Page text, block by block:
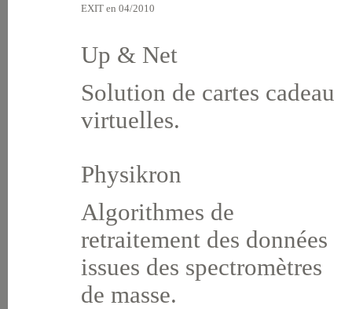
EXIT en 04/2010
Up & Net
Solution de cartes cadeau
virtuelles.
Physikron
Algorithmes de
retraitement des données
issues des spectromètres
de masse.